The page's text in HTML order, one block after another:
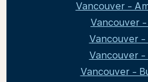
Vancouver -
Vancouver
Vancouver -
Vancouver -
Vancouver -